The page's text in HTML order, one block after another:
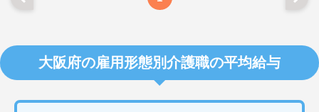
大阪府の雇用形態別介護職の平均給与